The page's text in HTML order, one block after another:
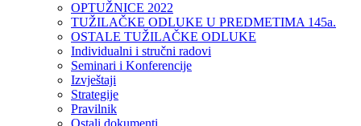
OPTUŽNICE 2022
TUŽILAČKE ODLUKE U PREDMETIMA 145a.
OSTALE TUŽILAČKE ODLUKE
Individualni i stručni radovi
Seminari i Konferencije
Izvještaji
Strategije
Pravilnik